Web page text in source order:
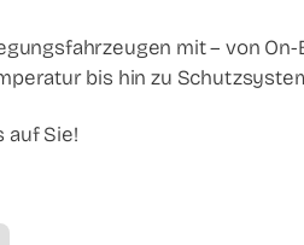
mit – von
bis hin zu
auf Sie!